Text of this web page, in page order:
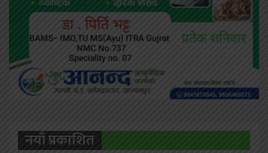
नयाँ प्रकाशित